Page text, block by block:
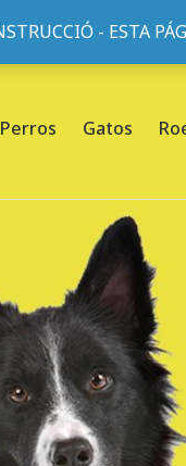
- ESTA
de Flor, 45,
Perros Gatos